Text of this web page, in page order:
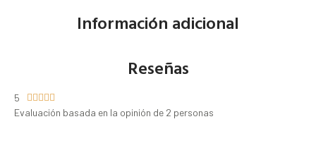
Información adicional
Reseñas
5     
Evaluación basada en la opinión de 2 personas